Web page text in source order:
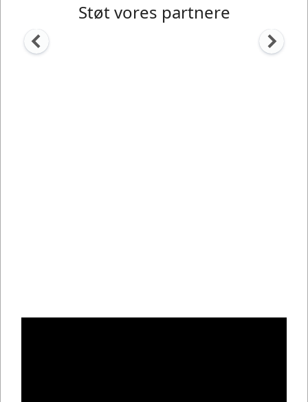
Støt vores partnere